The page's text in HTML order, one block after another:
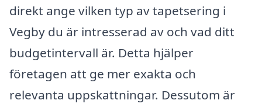
direkt ange vilken typ av tapetsering i
Vegby du är intresserad av och vad ditt
budgetintervall är. Detta hjälper
företagen att ge mer exakta och
relevanta uppskattningar. Dessutom är